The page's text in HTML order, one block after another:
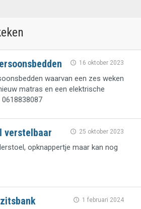
16 oktober 2023
waarvan een zes weken
matras en een elektrische
25 oktober 2023
verstelbaar
opknappertje maar kan nog
1 februari 2024